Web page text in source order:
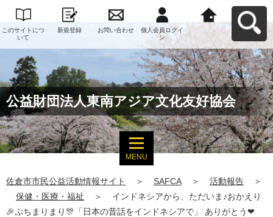
このサイトにつ
いて
新規登録 お問い合わせ
個人会員ログイ
ン
佐倉市市民公益
活動情報サイト
へ戻る
公益財団法人東南アジア文化友好協会
MENU
佐倉市市民公益活動情報サイト ＞ SAFCA ＞ 活動報告
＞
保健・医療・福祉
＞
インドネシアから、ただいま♪おかえり
🎉ぷちまりまり🎊「日本の昔話をインドネシアで」 ありがとう❤